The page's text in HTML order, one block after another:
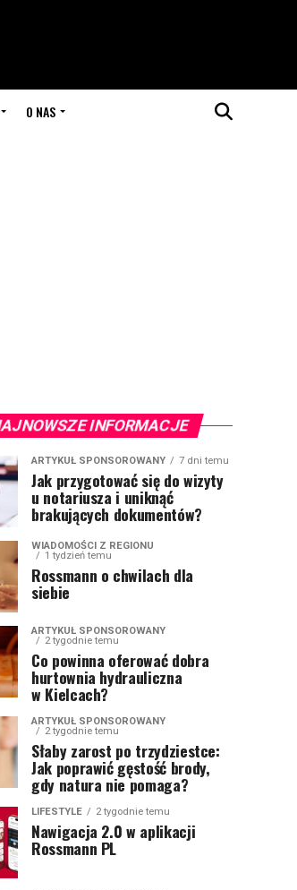
O NAS
INFORMACJE
ARTYKUŁ SPONSOROWANY 7 dni temu
Jak przygotować się do wizyty
u notariusza i uniknąć
brakujących dokumentów?
WIADOMOŚCI Z REGIONU
1 tydzień temu
Rossmann o chwilach dla
siebie
ARTYKUŁ SPONSOROWANY
2 tygodnie temu
Co powinna oferować dobra
hurtownia hydrauliczna
w Kielcach?
ARTYKUŁ SPONSOROWANY
2 tygodnie temu
Słaby zarost po trzydziestce:
Jak poprawić gęstość brody,
gdy natura nie pomaga?
LIFESTYLE 2 tygodnie temu
Nawigacja 2.0 w aplikacji
Rossmann PL